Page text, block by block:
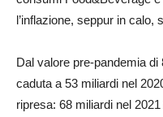
l’inflazione, seppur in calo,
Dal valore pre-pandemia
caduta a 53 miliardi nel
ripresa: 68 miliardi nel